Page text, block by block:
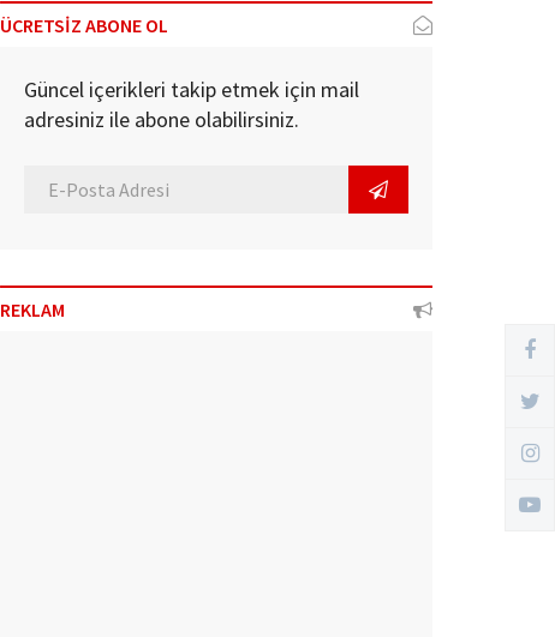
ÜCRETSİZ ABONE OL
Güncel içerikleri takip etmek için mail
adresiniz ile abone olabilirsiniz.
REKLAM